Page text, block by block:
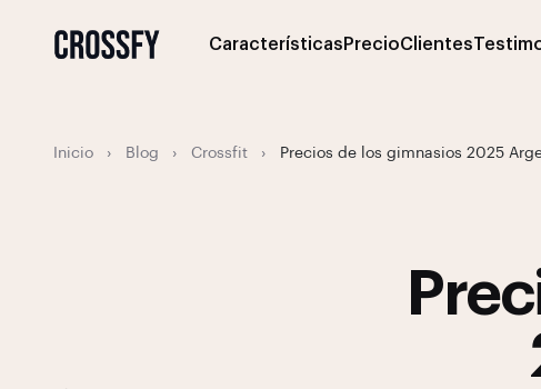
Características PrecioClientes
Inicio › Blog › Crossfit › Precios de los gimnasios 2025